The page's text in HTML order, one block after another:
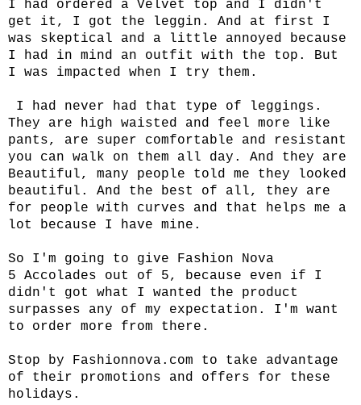
I had ordered a Velvet top and I didn't
get it, I got the
leggin . And at first I
was skeptical and a little annoyed because
I had in mind an outfit with the top. But
I was impacted when I try them.
I had never had that type of leggings.
They are high waisted and feel more like
pants, are super comfortable and resistant
you can walk on them all day. And they are
Beautiful, many people told me they looked
beautiful. And the best of all, they are
for people with curves and that helps me a
lot because I have mine.
So I'm going to give Fashion Nova
5 Accolades out of 5, because even if I
didn't got what I wanted the product
surpasses any of my expectation. I'm want
to order more from there.
Stop by Fashionnova.com to take advantage
of their promotions and offers for these
holidays.